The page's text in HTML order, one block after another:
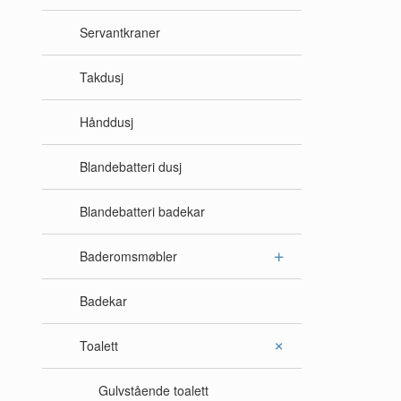
Servantkraner
Takdusj
Hånddusj
Blandebatteri dusj
Blandebatteri badekar
Baderomsmøbler
Badekar
Toalett
Gulvstående toalett